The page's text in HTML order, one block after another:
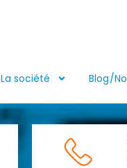
La société Blog/